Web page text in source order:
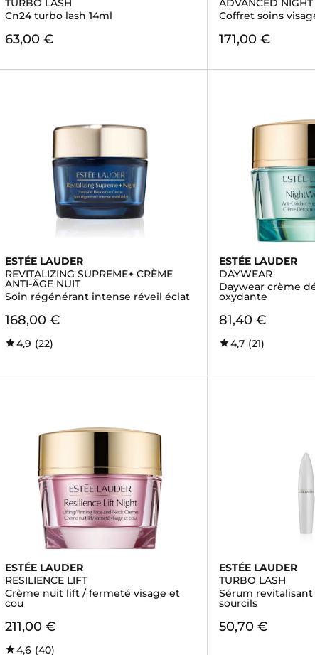
TURBO LASH
Cn24 turbo lash 14ml
63,00 €
ADVANCED NIGHT
Coffret soins
171,00 €
ESTÉE LAUDER
REVITALIZING SUPREME+ CRÈME
ANTI-ÂGE NUIT
Soin régénérant intense réveil éclat
168,00 €
4,9 (22)
ESTÉE LAUDER
DAYWEAR
Daywear crème
oxydante
81,40 €
4,7 (21)
ESTÉE LAUDER
RESILIENCE LIFT
Crème nuit lift / fermeté visage et
cou
211,00 €
4,6 (40)
ESTÉE LAUDER
TURBO LASH
Sérum
sourcils
50,70 €